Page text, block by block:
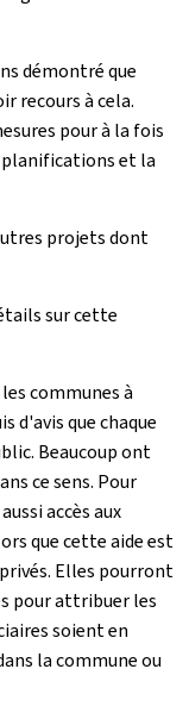
démontré que
recours à cela.
pour à la fois
et la
projets dont
sur cette
communes à
d'avis que chaque
Beaucoup ont
ce sens. Pour
accès aux
que cette aide est
Elles pourront
pour attribuer les
soient en
la commune ou